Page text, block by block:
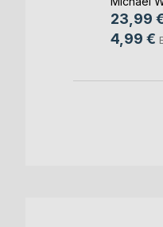
23,99
4,99 €